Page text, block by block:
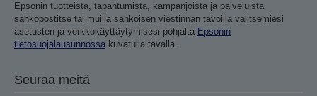
Epsonin tuotteista, tapahtumista, kampanjoista ja palveluista
sähköpostitse tai muilla sähköisen viestinnän tavoilla valitsemiesi
asetusten ja verkkokäyttäytymisesi pohjalta Epsonin
tietosuojalausunnossa kuvatulla tavalla.
Seuraa meitä